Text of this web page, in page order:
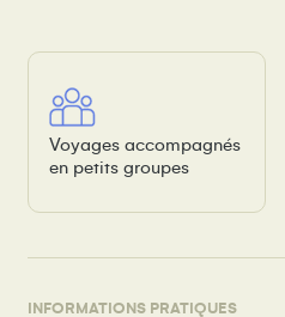
Voyages accompagnés
en petits groupes
INFORMATIONS PRATIQUES